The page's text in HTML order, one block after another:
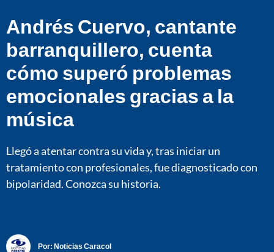
Andrés Cuervo, cantante
barranquillero, cuenta
cómo superó problemas
emocionales gracias a la
música
Llegó a atentar contra su vida y, tras iniciar un
tratamiento con profesionales, fue diagnosticado con
bipolaridad. Conozca su historia.
Por: Noticias Caracol